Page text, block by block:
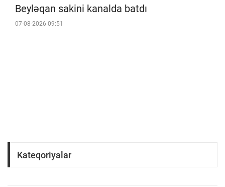
Beyləqan sakini kanalda batdı
07-08-2026 09:51
Kateqoriyalar